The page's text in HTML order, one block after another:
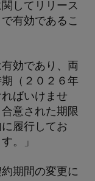
してリリース
有効であるこ
効であり、両
（２０２６年
ばいけませ
意された期限
履行してお
。」
期間の変更に